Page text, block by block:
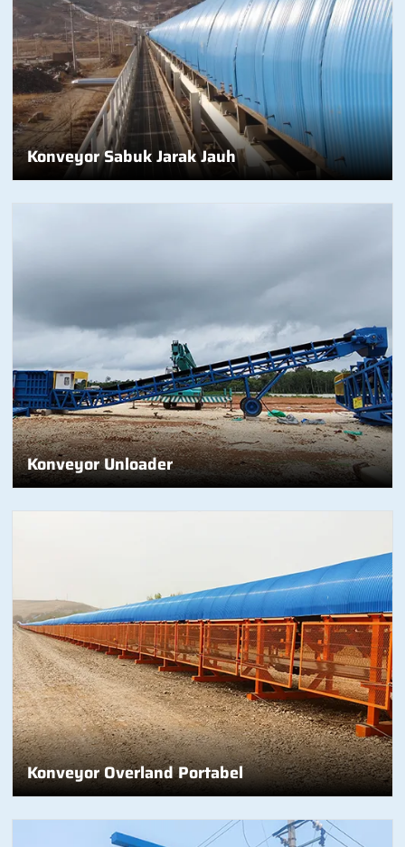
Konveyor Sabuk Jarak Jauh
Konveyor Unloader
Konveyor Overland Portabel